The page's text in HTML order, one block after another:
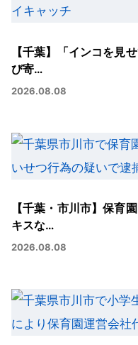
【千葉】「インコを見
び寄…
2026.08.08
【千葉・市川市】保育
キスな…
2026.08.08